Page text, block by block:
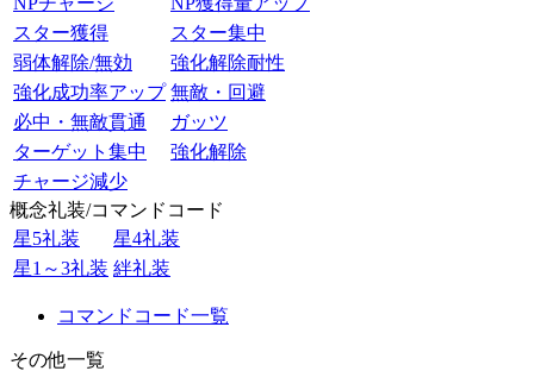
スター獲得
スター集中
弱体解除/無効
強化解除耐性
強化成功率アップ 無敵・回避
必中・無敵貫通
ガッツ
ターゲット集中
強化解除
チャージ減少
概念礼装/コマンドコード
星5礼装
星4礼装
星1～3礼装 絆礼装
コマンドコード一覧
その他一覧